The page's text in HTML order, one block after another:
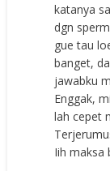
katanya
dgn
gue tau
banget,
jawabku
Enggak,
lah cepet
Iih maksa